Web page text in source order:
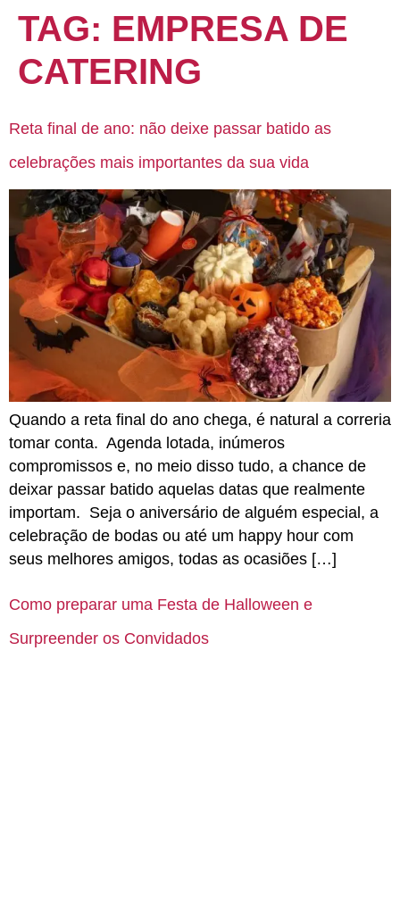
TAG: EMPRESA DE
CATERING
Reta final de ano: não deixe passar batido as
celebrações mais importantes da sua vida
Quando a reta final do ano chega, é natural a correria
tomar conta. Agenda lotada, inúmeros
compromissos e, no meio disso tudo, a chance de
deixar passar batido aquelas datas que realmente
importam. Seja o aniversário de alguém especial, a
celebração de bodas ou até um happy hour com
seus melhores amigos, todas as ocasiões […]
Como preparar uma Festa de Halloween e
Surpreender os Convidados